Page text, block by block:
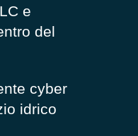
e
del
cyber
idrico